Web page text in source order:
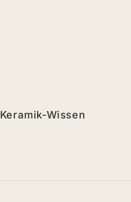
Keramik-Wissen